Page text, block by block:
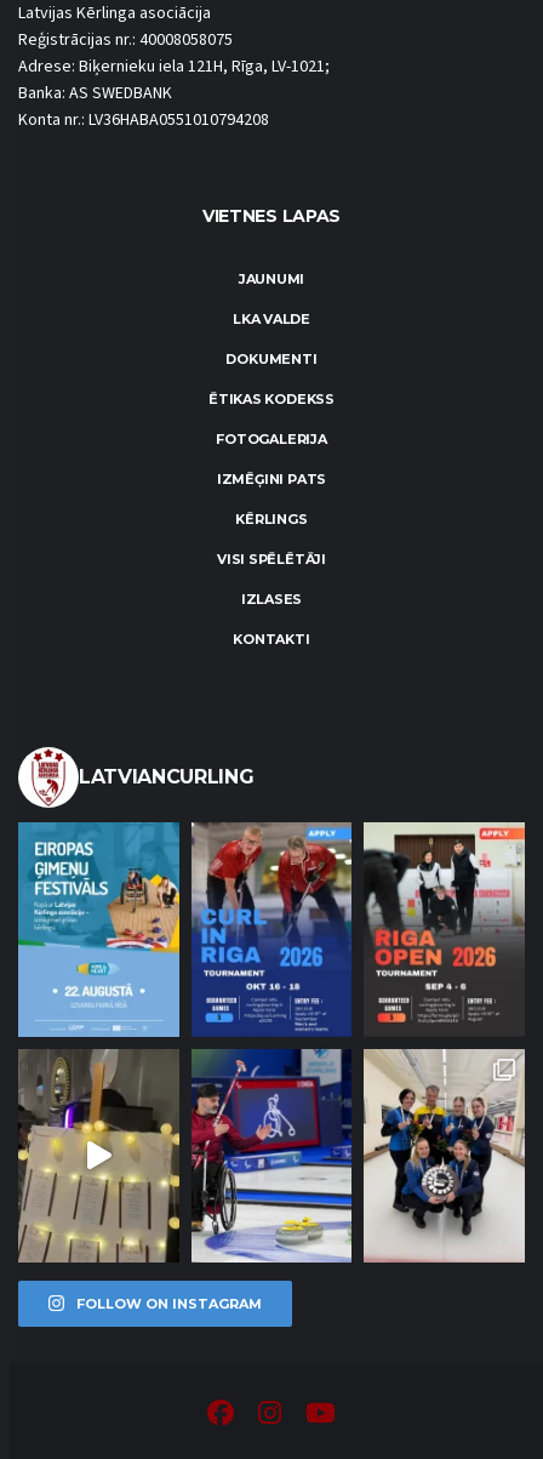
Latvijas Kērlinga asociācija
Reģistrācijas nr.: 40008058075
Adrese: Biķernieku iela 121H, Rīga, LV-1021;
Banka: AS SWEDBANK
Konta nr.: LV36HABA0551010794208
VIETNES LAPAS
JAUNUMI
LKA VALDE
DOKUMENTI
ĒTIKAS KODEKSS
FOTOGALERIJA
IZMĒĢINI PATS
KĒRLINGS
VISI SPĒLĒTĀJI
IZLASES
KONTAKTI
LATVIANCURLING
FOLLOW ON INSTAGRAM